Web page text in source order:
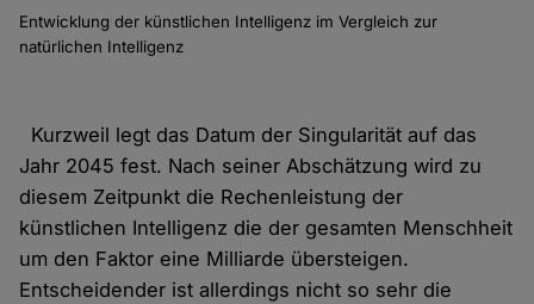
Entwicklung der künstlichen Intelligenz im Vergleich zur
natürlichen Intelligenz
Kurzweil legt das Datum der Singularität auf das
Jahr 2045 fest. Nach seiner Abschätzung wird zu
diesem Zeitpunkt die Rechenleistung der
künstlichen Intelligenz die der gesamten Menschheit
um den Faktor eine Milliarde übersteigen.
Entscheidender ist allerdings nicht so sehr die